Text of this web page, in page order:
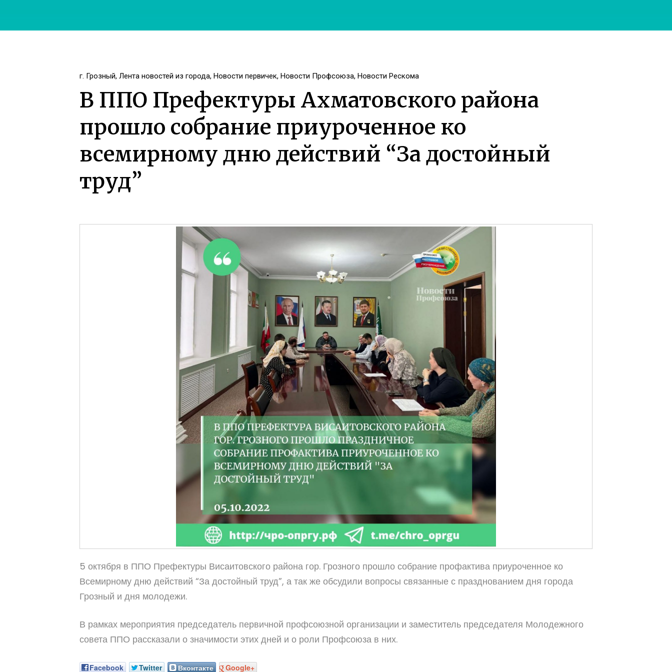
г. Грозный, Лента новостей из города, Новости первичек, Новости Профсоюза, Новости Рескома
В ППО Префектуры Ахматовского района
прошло собрание приуроченное ко
всемирному дню действий “За достойный
труд”
5 октября в ППО Префектуры Висаитовского района гор. Грозного прошло собрание профактива приуроченное ко
Всемирному дню действий “За достойный труд”, а так же обсудили вопросы связанные с празднованием дня города
Грозный и дня молодежи.
В рамках мероприятия председатель первичной профсоюзной организации и заместитель председателя Молодежного
совета ППО рассказали о значимости этих дней и о роли Профсоюза в них.
Facebook Twitter Вконтакте Google+